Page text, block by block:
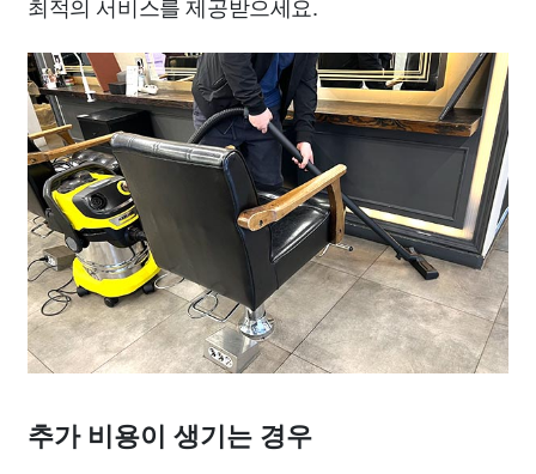
추가 비용이 생기는 경우